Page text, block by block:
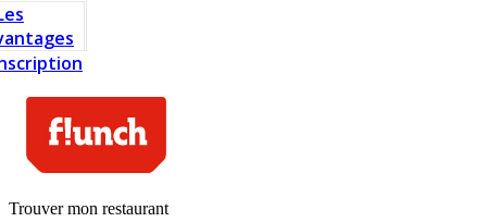
Trouver mon restaurant